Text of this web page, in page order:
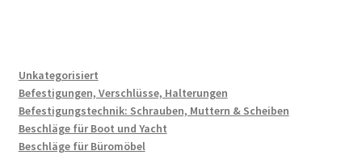
Unkategorisiert
Befestigungen, Verschlüsse, Halterungen
Befestigungstechnik: Schrauben, Muttern & Scheiben
Beschläge für Boot und Yacht
Beschläge für Büromöbel